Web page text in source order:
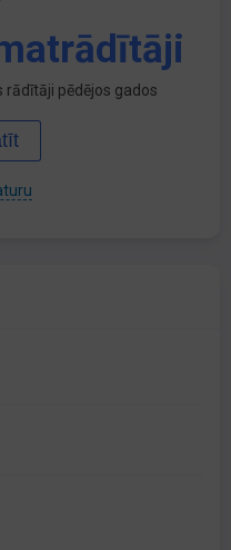
pēdējos gados